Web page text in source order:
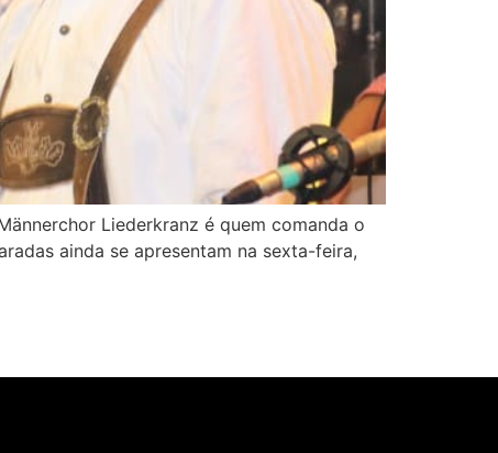
Liederkranz é quem comanda o
ainda se apresentam na sexta-feira,